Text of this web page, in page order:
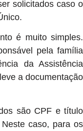
solicitados caso o
é muito simples.
pela família
da Assistência
a documentação
são CPF e título
caso, para os